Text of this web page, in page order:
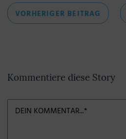
Beitragsnavigation
VORHERIGER BEITRAG
Kommentiere diese Story